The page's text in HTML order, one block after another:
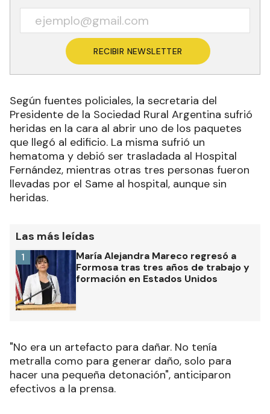
RECIBIR NEWSLETTER
Según fuentes policiales, la secretaria del
Presidente de la Sociedad Rural Argentina sufrió
heridas en la cara al abrir uno de los paquetes
que llegó al edificio. La misma sufrió un
hematoma y debió ser trasladada al Hospital
Fernández, mientras otras tres personas fueron
llevadas por el Same al hospital, aunque sin
heridas.
Las más leídas
María Alejandra Mareco regresó a
Formosa tras tres años de trabajo y
formación en Estados Unidos
1
"No era un artefacto para dañar. No tenía
metralla como para generar daño, solo para
hacer una pequeña detonación", anticiparon
efectivos a la prensa.